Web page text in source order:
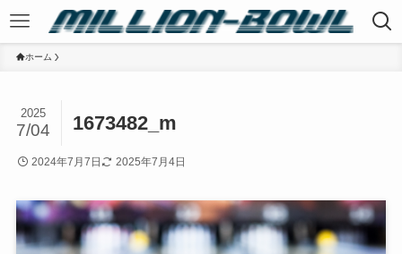
ホーム
1673482_m
2025
7/04
2024年7月7日 2025年7月4日